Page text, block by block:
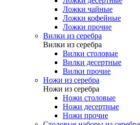
Ложки чайные
Ложки кофейные
Ложки прочие
Вилки из серебра
Вилки из серебра
Вилки столовые
Вилки десертные
Вилки прочие
Ножи из серебра
Ножи из серебра
Ножи столовые
Ножи десертные
Ножи прочие